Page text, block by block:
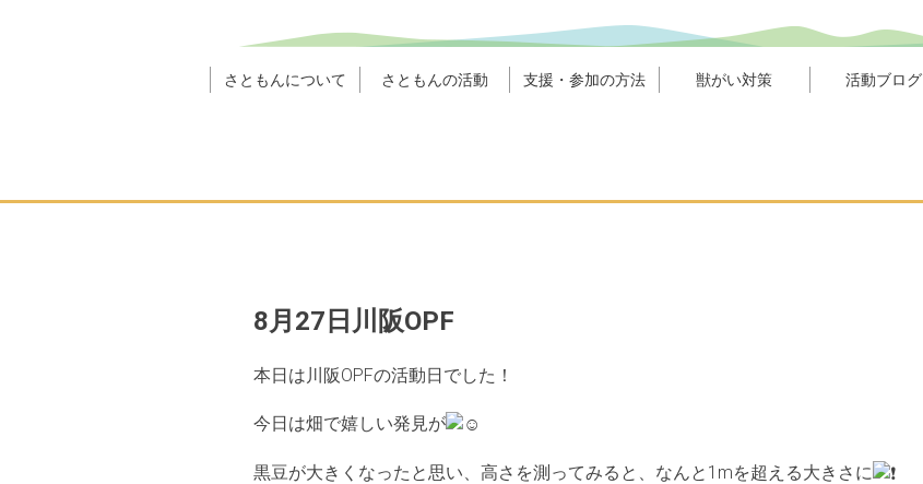
さともんについて さともんの活動 支援・参加の方法 獣がい対策 活動ブログ
8月27日川阪OPF
本日は川阪OPFの活動日でした！
今日は畑で嬉しい発見が
黒豆が大きくなったと思い、高さを測ってみると、なんと1mを超える大きさに